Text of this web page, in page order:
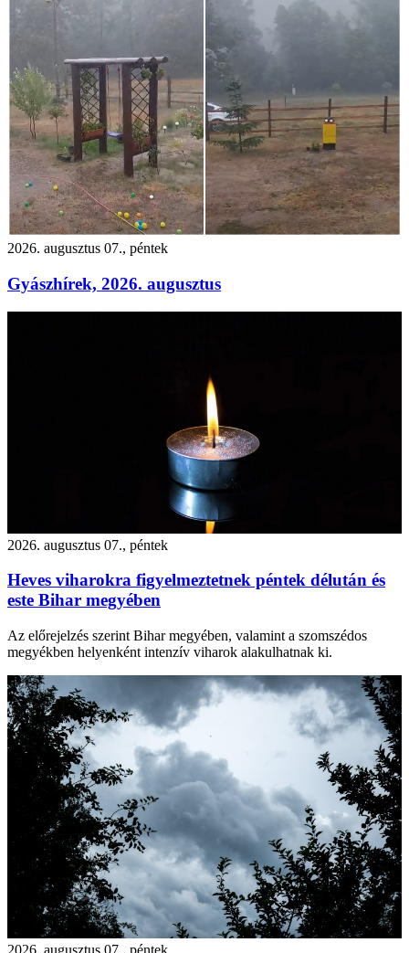
2026. augusztus 07., péntek
Gyászhírek, 2026. augusztus
2026. augusztus 07., péntek
Heves viharokra figyelmeztetnek péntek délután és
este Bihar megyében
Az előrejelzés szerint Bihar megyében, valamint a szomszédos
megyékben helyenként intenzív viharok alakulhatnak ki.
2026. augusztus 07., péntek